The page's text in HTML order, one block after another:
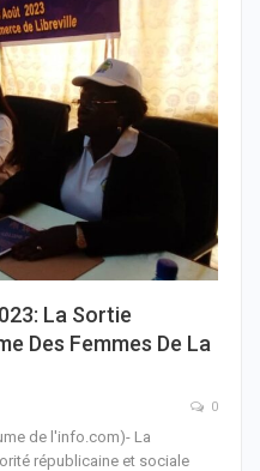
La Sortie
Des Femmes De La
0
de l'info.com)- La
républicaine et sociale